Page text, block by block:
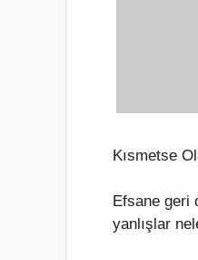
Kısmetse
Efsane geri
yanlışlar